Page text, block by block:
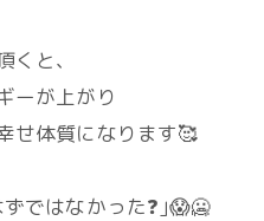
と、
上がり
なります🥰
ではなかった❓｣😱🥶